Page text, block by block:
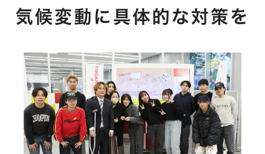
気候変動に具体的な対策を